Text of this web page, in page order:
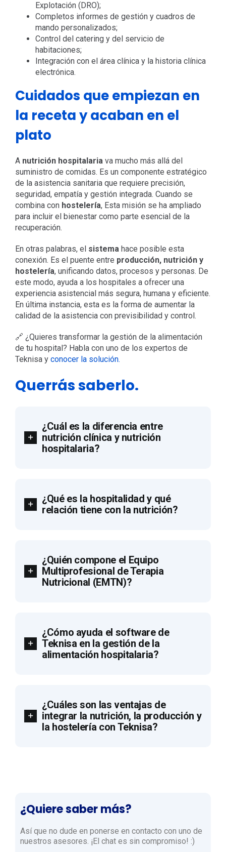
Explotación (DRO);
Completos informes de gestión y cuadros de
mando personalizados;
Control del catering y del servicio de
habitaciones;
Integración con el área clínica y la historia clínica
electrónica.
Cuidados que empiezan en
la receta y acaban en el
plato
A nutrición hospitalariava mucho más allá del
suministro de comidas. Es un componente estratégico
de la asistencia sanitaria que requiere precisión,
seguridad, empatía y gestión integrada. Cuando se
combina con hostelería, Esta misión se ha ampliado
para incluir el bienestar como parte esencial de la
recuperación.
En otras palabras, el sistema hace posible esta
conexión. Es el puente entre producción, nutrición y
hostelería, unificando datos, procesos y personas. De
este modo, ayuda a los hospitales a ofrecer una
experiencia asistencial más segura, humana y eficiente.
En última instancia, esta es la forma de aumentar la
calidad de la asistencia con previsibilidad y control.
🔗 ¿Quieres transformar la gestión de la alimentación
de tu hospital? Habla con uno de los expertos de
Teknisa y conocer la solución.
Querrás saberlo.
¿Cuál es la diferencia entre
nutrición clínica y nutrición
hospitalaria?
¿Qué es la hospitalidad y qué
relación tiene con la nutrición?
¿Quién compone el Equipo
Multiprofesional de Terapia
Nutricional (EMTN)?
¿Cómo ayuda el software de
Teknisa en la gestión de la
alimentación hospitalaria?
¿Cuáles son las ventajas de
integrar la nutrición, la producción y
la hostelería con Teknisa?
¿Quiere saber más?
Así que no dude en ponerse en contacto con uno de
nuestros asesores. ¡El chat es sin compromiso! :)